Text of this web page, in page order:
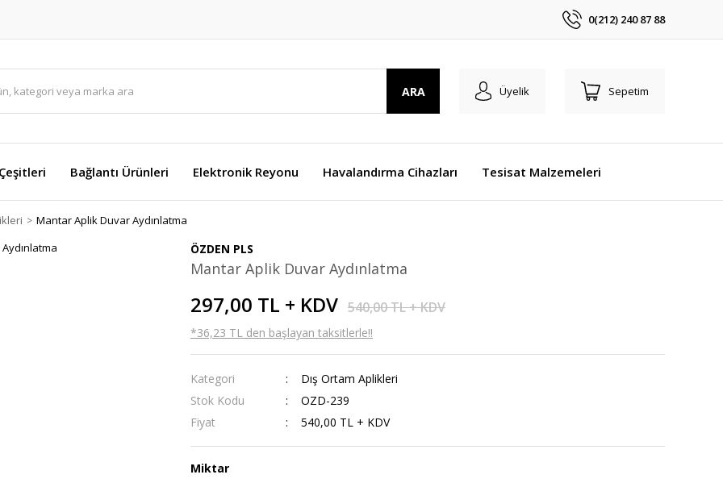
0(212) 240 87 88
ARA Üyelik Sepetim
Bağlantı Ürünleri Elektronik Reyonu Havalandırma Cihazları Tesisat Malzemeleri
Mantar Aplik Duvar Aydınlatma
ÖZDEN PLS
Mantar Aplik Duvar Aydınlatma
297,00 TL + KDV 540,00 TL + KDV
*36,23 TL den başlayan taksitlerle!!
Kategori
Dış Ortam Aplikleri
Stok Kodu
OZD-239
Fiyat
540,00 TL + KDV
Miktar